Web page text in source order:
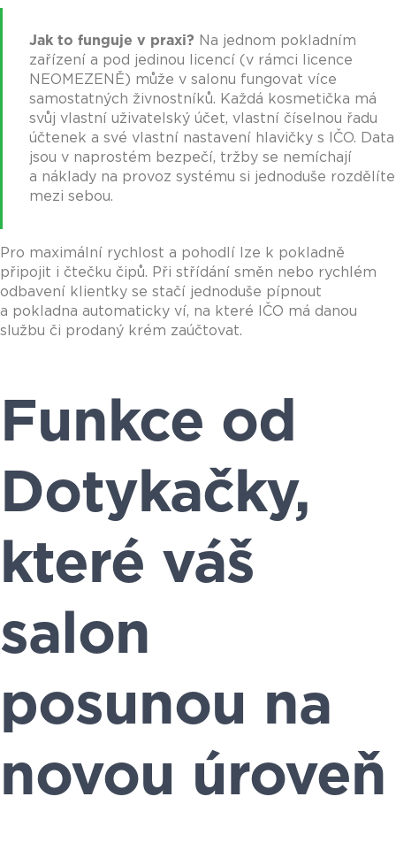
Jak to funguje v praxi? Na jednom pokladním
zařízení a pod jedinou licencí (v rámci licence
NEOMEZENĚ) může v salonu fungovat více
samostatných živnostníků. Každá kosmetička má
svůj vlastní uživatelský účet, vlastní číselnou řadu
účtenek a své vlastní nastavení hlavičky s IČO. Data
jsou v naprostém bezpečí, tržby se nemíchají
a náklady na provoz systému si jednoduše rozdělíte
mezi sebou.
Pro maximální rychlost a pohodlí lze k pokladně
připojit i čtečku čipů. Při střídání směn nebo rychlém
odbavení klientky se stačí jednoduše pípnout
a pokladna automaticky ví, na které IČO má danou
službu či prodaný krém zaúčtovat.
Funkce od
Dotykačky,
které váš
salon
posunou na
novou úroveň